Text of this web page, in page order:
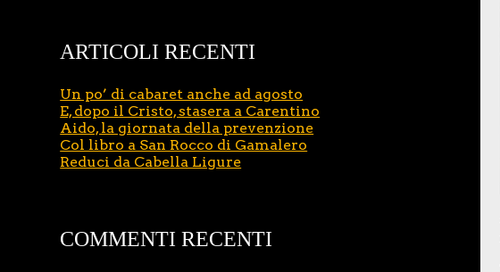
ARTICOLI RECENTI
Un po’ di cabaret anche ad agosto
E, dopo il Cristo, stasera a Carentino
Aido, la giornata della prevenzione
Col libro a San Rocco di Gamalero
Reduci da Cabella Ligure
COMMENTI RECENTI